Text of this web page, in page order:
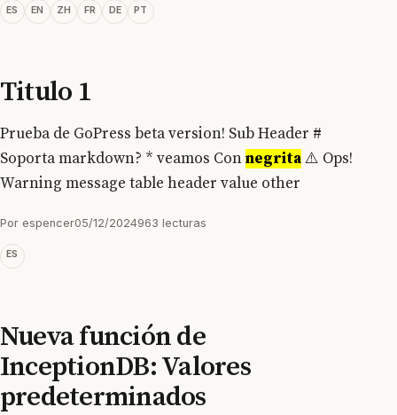
ES EN ZH FR DE PT
Titulo 1
Prueba de GoPress beta version! Sub Header #
Soporta markdown? * veamos Connegrita⚠️ Ops!
Warning message table header value other
Por espencer05/12/2024963 lecturas
ES
Nueva función de
InceptionDB: Valores
predeterminados